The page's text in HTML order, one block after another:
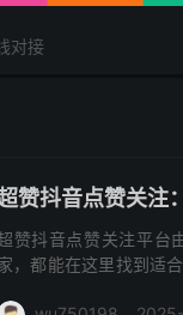
对接
赞抖音点赞关注
赞抖音点赞关注平台
，都能在这里找到适